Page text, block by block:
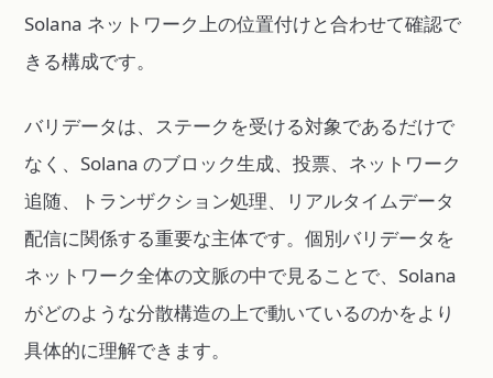
Solana ネットワーク上の位置付けと合わせて確認で
きる構成です。
バリデータは、ステークを受ける対象であるだけで
なく、Solana のブロック生成、投票、ネットワーク
追随、トランザクション処理、リアルタイムデータ
配信に関係する重要な主体です。個別バリデータを
ネットワーク全体の文脈の中で見ることで、Solana
がどのような分散構造の上で動いているのかをより
具体的に理解できます。